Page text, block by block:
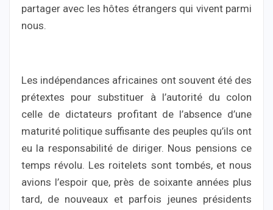
partager avec les hôtes étrangers qui vivent parmi
nous.
Les indépendances africaines ont souvent été des
prétextes pour substituer à l’autorité du colon
celle de dictateurs profitant de l’absence d’une
maturité politique suffisante des peuples qu’ils ont
eu la responsabilité de diriger. Nous pensions ce
temps révolu. Les roitelets sont tombés, et nous
avions l’espoir que, près de soixante années plus
tard, de nouveaux et parfois jeunes présidents